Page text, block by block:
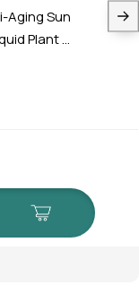
Aging Sun
Plant …